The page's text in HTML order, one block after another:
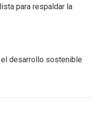
para respaldar la
desarrollo sostenible